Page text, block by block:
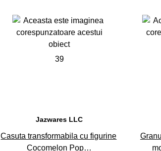
39
Jazwares LLC
Casuta transformabila cu figurine
Cocomelon Pop…